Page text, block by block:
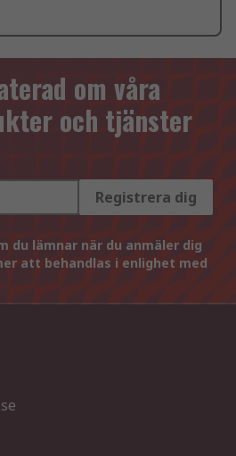
om våra
och tjänster
Registrera dig
du lämnar när du anmäler dig
att behandlas i enlighet med